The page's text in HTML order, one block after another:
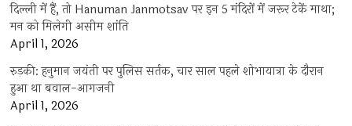
दिल्ली में हैं, तो Hanuman Janmotsav पर इन 5 मंदिरों में जरूर टेकें माथा;
मन को मिलेगी असीम शांति
April 1, 2026
रुड़की: हनुमान जयंती पर पुलिस सर्तक, चार साल पहले शोभायात्रा के दौरान
हुआ था बवाल-आगजनी
April 1, 2026